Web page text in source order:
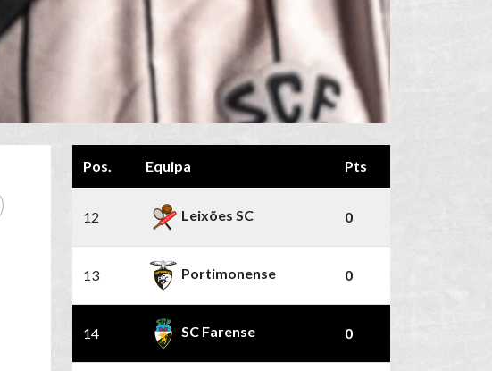
Pos. Equipa Pts
12 Leixões SC 0
13 Portimonense 0
14 SC Farense 0